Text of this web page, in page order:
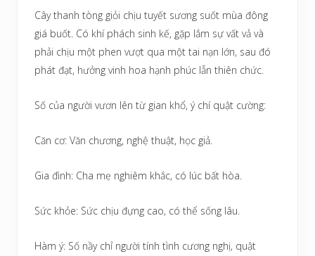
Cây thanh tòng giỏi chịu tuyết sương suốt mùa đông
giá buốt. Có khí phách sinh kế, gặp lắm sự vất vả và
phải chịu một phen vượt qua một tai nạn lớn, sau đó
phát đạt, hưởng vinh hoa hạnh phúc lẫn thiên chức.
Số của người vươn lên từ gian khổ, ý chí quật cường:
Căn cơ: Văn chương, nghệ thuật, học giả.
Gia đình: Cha mẹ nghiêm khắc, có lúc bất hòa.
Sức khỏe: Sức chịu đựng cao, có thể sống lâu.
Hàm ý: Số nầy chỉ người tính tình cương nghị, quật